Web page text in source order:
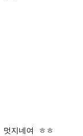
지네여 ㅎㅎ